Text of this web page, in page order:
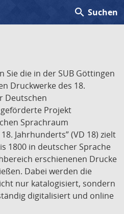
search Suchen
Sie die in der SUB Göttingen
Druckwerke des 18.
Deutschen
Projekt
Sprachraum
Jahrhunderts” (VD 18) zielt
1800 in deutscher Sprache
erschienenen Drucke
Dabei werden die
nur katalogisiert, sondern
digitalisiert und online